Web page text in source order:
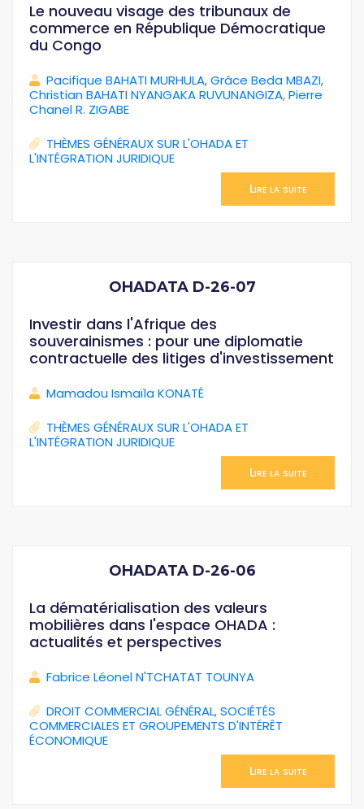
Le nouveau visage des tribunaux de
commerce en République Démocratique
du Congo
Pacifique BAHATI MURHULA,Grâce Beda MBAZI,
Christian BAHATI NYANGAKA RUVUNANGIZA,Pierre
Chanel R. ZIGABE
THÈMES GÉNÉRAUX SUR L'OHADA ET
L'INTÉGRATION JURIDIQUE
Lire la suite
OHADATA D-26-07
Investir dans l'Afrique des
souverainismes : pour une diplomatie
contractuelle des litiges d'investissement
Mamadou Ismaïla KONATÉ
THÈMES GÉNÉRAUX SUR L'OHADA ET
L'INTÉGRATION JURIDIQUE
Lire la suite
OHADATA D-26-06
La dématérialisation des valeurs
mobilières dans l'espace OHADA :
actualités et perspectives
Fabrice Léonel N'TCHATAT TOUNYA
DROIT COMMERCIAL GÉNÉRAL,SOCIÉTÉS
COMMERCIALES ET GROUPEMENTS D'INTÉRÊT
ÉCONOMIQUE
Lire la suite